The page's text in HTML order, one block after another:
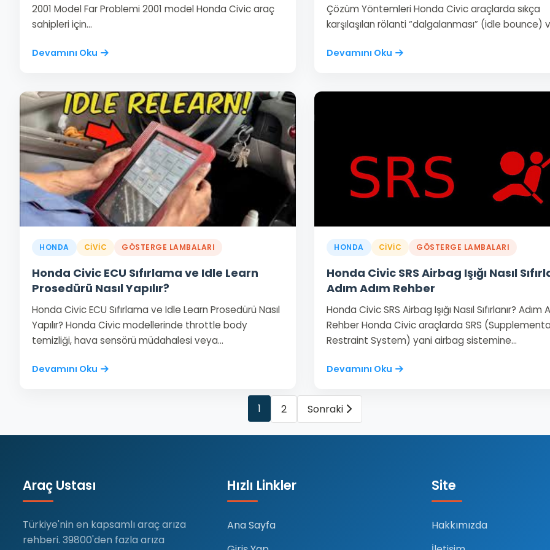
2001 Model Far Problemi 2001 model Honda Civic araç
sahipleri için…
Devamını Oku
Çözüm Yöntemleri Honda Civic araçlarda sıkça
karşılaşılan rölanti “dalgalanması” (idle bounce)
Devamını Oku
HONDA CIVIC GÖSTERGE LAMBALARI
Honda Civic ECU Sıfırlama ve Idle Learn
Prosedürü Nasıl Yapılır?
Honda Civic ECU Sıfırlama ve Idle Learn Prosedürü Nasıl
Yapılır? Honda Civic modellerinde throttle body
temizliği, hava sensörü müdahalesi veya…
Devamını Oku
HONDA CIVIC GÖSTERGE LAMBALARI
Honda Civic SRS Airbag Işığı Nasıl
Adım Adım Rehber
Honda Civic SRS Airbag Işığı Nasıl Sıfırlanır? Adım
Rehber Honda Civic araçlarda SRS
Restraint System) yani airbag sistemine…
Devamını Oku
1 2 Sonraki
Araç Ustası
Türkiye'nin en kapsamlı araç arıza
rehberi. 39800'den fazla arıza
Hızlı Linkler
Ana Sayfa
Site
Hakkımızda